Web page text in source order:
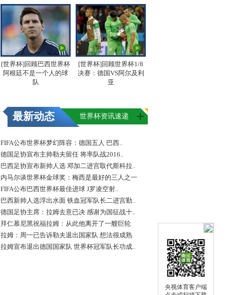
央视体育客户端
[世界杯]回顾巴西世界杯
阿根廷不是一个人的球
队
[世界杯]回顾世界杯1/8
决赛：德国VS阿尔及利
亚
最新动态 世界杯资讯速递
FIFA公布世界杯梦幻阵容：德国五人 巴西..
德国足协宣布主帅勒夫留任 将率队战2016..
巴西足协宣布新帅人选 邓加二进宫取代斯科拉..
内马尔谈世界杯金球奖：梅西是最好的三人之一
FIFA公布巴西世界杯最佳进球 J罗凌空射..
巴西新帅人选浮出水面 铁血冠军队长二进宫勤..
德国足协主席：拉姆去意已决 感谢为国征战十..
拜仁慕尼黑祝福拉姆：从此他离开了一艘巨轮
拉姆：周一已告诉勒夫退出国家队 想法很成熟
拉姆宣布退出德国国家队 世界杯冠军队长功成..